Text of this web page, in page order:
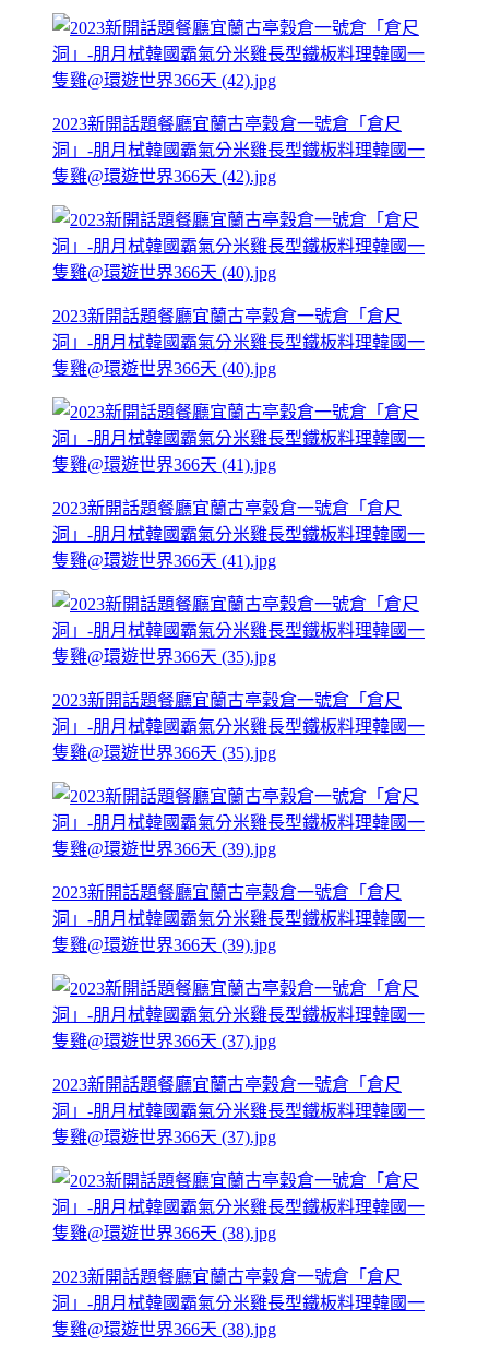
2023新開話題餐廳宜蘭古亭穀倉一號倉「倉尺
洞」-朋月栻韓國霸氣分米雞長型鐵板料理韓國一
隻雞@環遊世界366天 (42).jpg
2023新開話題餐廳宜蘭古亭穀倉一號倉「倉尺
洞」-朋月栻韓國霸氣分米雞長型鐵板料理韓國一
隻雞@環遊世界366天 (40).jpg
2023新開話題餐廳宜蘭古亭穀倉一號倉「倉尺
洞」-朋月栻韓國霸氣分米雞長型鐵板料理韓國一
隻雞@環遊世界366天 (41).jpg
2023新開話題餐廳宜蘭古亭穀倉一號倉「倉尺
洞」-朋月栻韓國霸氣分米雞長型鐵板料理韓國一
隻雞@環遊世界366天 (35).jpg
2023新開話題餐廳宜蘭古亭穀倉一號倉「倉尺
洞」-朋月栻韓國霸氣分米雞長型鐵板料理韓國一
隻雞@環遊世界366天 (39).jpg
2023新開話題餐廳宜蘭古亭穀倉一號倉「倉尺
洞」-朋月栻韓國霸氣分米雞長型鐵板料理韓國一
隻雞@環遊世界366天 (37).jpg
2023新開話題餐廳宜蘭古亭穀倉一號倉「倉尺
洞」-朋月栻韓國霸氣分米雞長型鐵板料理韓國一
隻雞@環遊世界366天 (38).jpg